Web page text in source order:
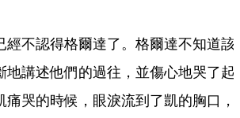
經不認得格爾達了。格爾達不知道該
地講述他們的過往，並傷心地哭了起
痛哭的時候，眼淚流到了凱的胸口，